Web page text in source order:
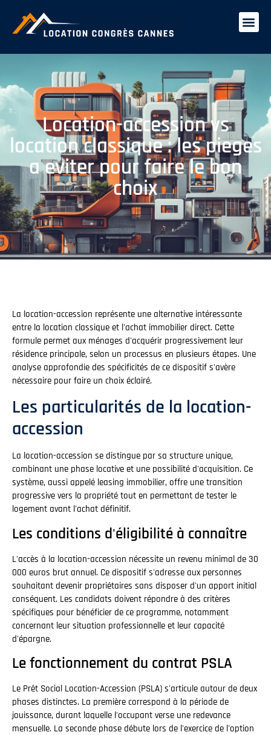
Location-accession vs
location classique : les pieges
a eviter pour faire le bon
choix
La location-accession représente une alternative intéressante
entre la location classique et l'achat immobilier direct. Cette
formule permet aux ménages d'acquérir progressivement leur
résidence principale, selon un processus en plusieurs étapes. Une
analyse approfondie des spécificités de ce dispositif s'avère
nécessaire pour faire un choix éclairé.
Les particularités de la location-
accession
La location-accession se distingue par sa structure unique,
combinant une phase locative et une possibilité d'acquisition. Ce
système, aussi appelé leasing immobilier, offre une transition
progressive vers la propriété tout en permettant de tester le
logement avant l'achat définitif.
Les conditions d'éligibilité à connaître
L'accès à la location-accession nécessite un revenu minimal de 30
000 euros brut annuel. Ce dispositif s'adresse aux personnes
souhaitant devenir propriétaires sans disposer d'un apport initial
conséquent. Les candidats doivent répondre à des critères
spécifiques pour bénéficier de ce programme, notamment
concernant leur situation professionnelle et leur capacité
d'épargne.
Le fonctionnement du contrat PSLA
Le Prêt Social Location-Accession (PSLA) s'articule autour de deux
phases distinctes. La première correspond à la période de
jouissance, durant laquelle l'occupant verse une redevance
mensuelle. La seconde phase débute lors de l'exercice de l'option